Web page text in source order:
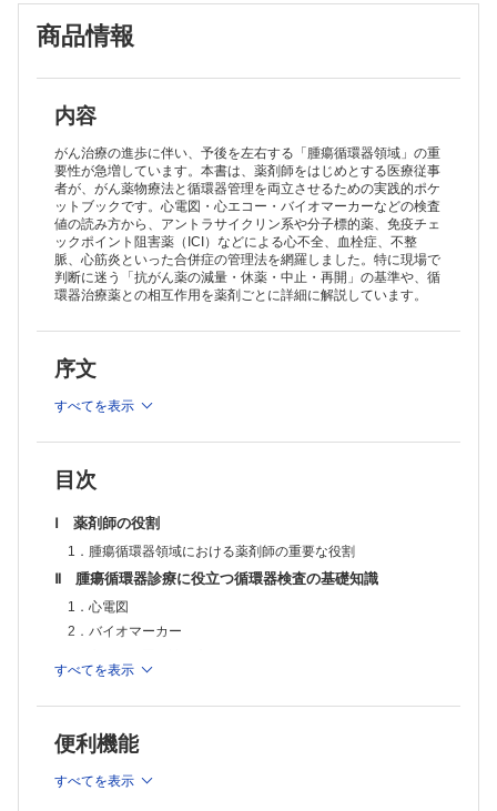
5．心筋生検の読み方：基礎知識とアドリアマイシン心筋症、心筋炎の
病理像の解説
1．高血圧
2．血栓症
3．心不全
4．不整脈
5．心筋炎
6．肺高血圧
7．末梢動脈疾患（動脈硬化性疾患）
8．がん性心タンポナーデ
Ⅳ がん治療薬の減量・休薬・中止・再開の判断
1．がん治療関連心血管毒性とがん治療薬継続の可否
1．がん治療薬とDOACとの相互作用
1．アルキル化薬
3．微小管阻害薬
6．分子標的薬（高分子抗体）
7．分子標的薬（低分子化合物）
9．免疫調整薬
10．免疫チェックポイント阻害薬
11．再生医療等製品（CART細胞療法）
12．その他（支持療法薬・緩和領域）
商品情報
内容
がん治療の進歩に伴い、予後を左右する「腫瘍循環器領域」の重
要性が急増しています。本書は、薬剤師をはじめとする医療従事
者が、がん薬物療法と循環器管理を両立させるための実践的ポケ
ットブックです。心電図・心エコー・バイオマーカーなどの検査
値の読み方から、アントラサイクリン系や分子標的薬、免疫チェ
ックポイント阻害薬（ICI）などによる心不全、血栓症、不整
脈、心筋炎といった合併症の管理法を網羅しました。特に現場で
判断に迷う「抗がん薬の減量・休薬・中止・再開」の基準や、循
環器治療薬との相互作用を薬剤ごとに詳細に解説しています。
序文
すべてを表示
目次
Ⅰ 薬剤師の役割
1．腫瘍循環器領域における薬剤師の重要な役割
Ⅱ 腫瘍循環器診療に役立つ循環器検査の基礎知識
1．心電図
2．バイオマーカー
4．心臓MRI、CT、核医学
5．心筋生検の読み方：基礎知識とアドリアマイシン心筋症、
6．下肢静脈エコーの読み方
Ⅲ 心血管合併症への対応
すべてを表示
便利機能
すべてを表示